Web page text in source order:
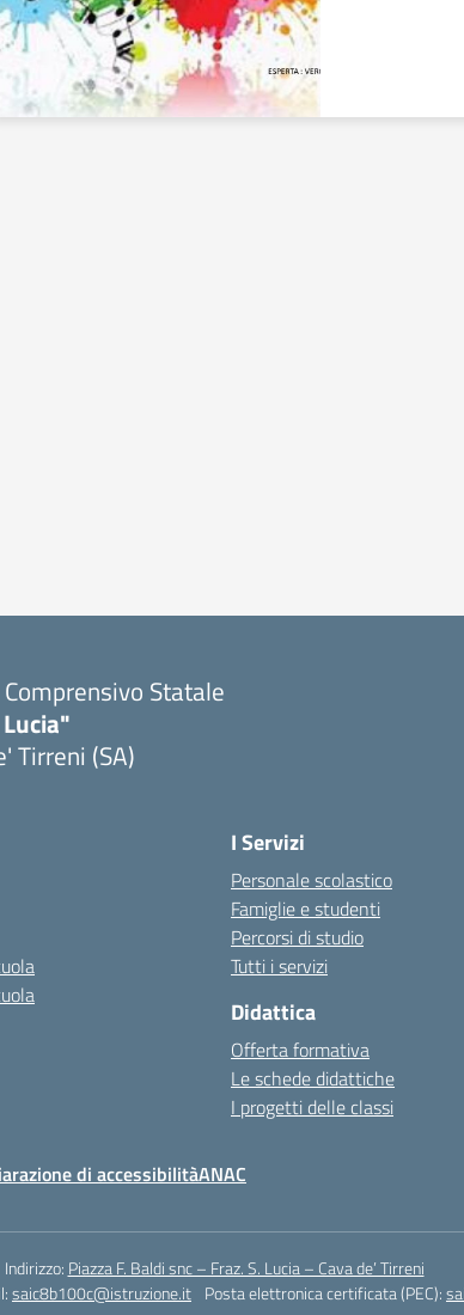
Statale
Tirreni (SA)
I Servizi
Personale scolastico
Famiglie e studenti
Percorsi di studio
Tutti i servizi
Didattica
Offerta formativa
Le schede didattiche
I progetti delle classi
di accessibilitàANAC
Indirizzo: Piazza F. Baldi snc – Fraz. S. Lucia – Cava de’ Tirreni
saic8b100c@istruzione.it Posta elettronica certificata (PEC):